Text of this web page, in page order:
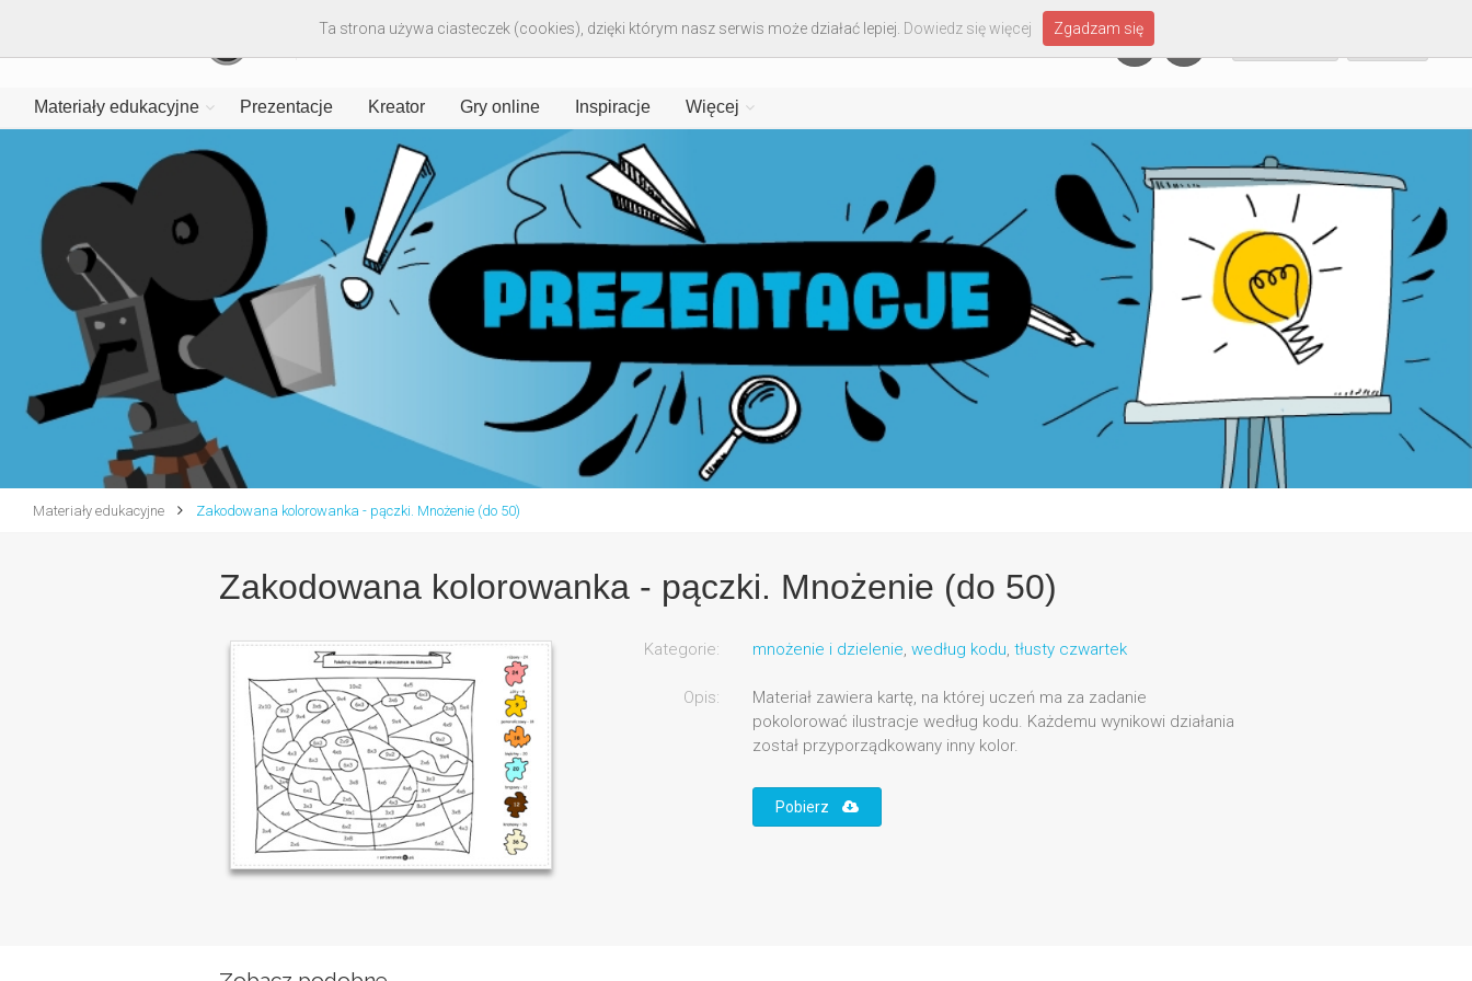
Materiały edukacyjne Prezentacje Kreator Gry online Inspiracje Więcej
Materiały edukacyjne Zakodowana kolorowanka - pączki. Mnożenie (do 50)
Zakodowana kolorowanka - pączki. Mnożenie (do 50)
Kategorie: mnożenie i dzielenie, według kodu, tłusty czwartek
Opis:
Materiał zawiera kartę, na której uczeń ma za zadanie
pokolorować ilustracje według kodu. Każdemu wynikowi działania
został przyporządkowany inny kolor.
Pobierz
Ta strona używa ciasteczek (cookies), dzięki którym nasz serwis może działać lepiej. Dowiedz się więcej Zgadzam się